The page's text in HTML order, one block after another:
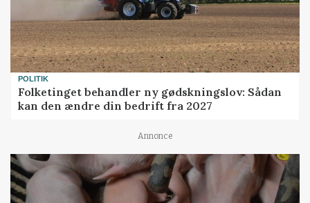
POLITIK
Folketinget behandler ny gødskningslov: Sådan
kan den ændre din bedrift fra 2027
Annonce